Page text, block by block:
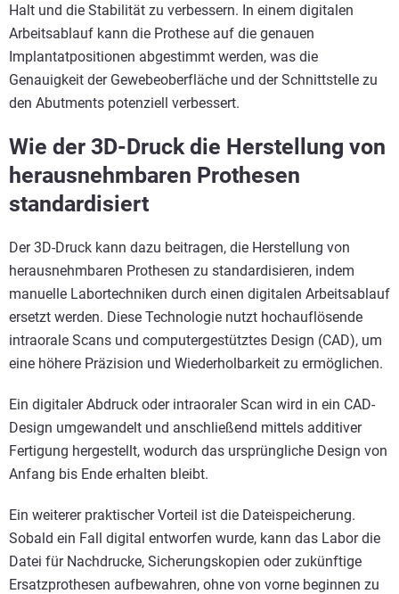
Halt und die Stabilität zu verbessern. In einem digitalen
Arbeitsablauf kann die Prothese auf die genauen
Implantatpositionen abgestimmt werden, was die
Genauigkeit der Gewebeoberfläche und der Schnittstelle zu
den Abutments potenziell verbessert.
Wie der 3D-Druck die Herstellung von
herausnehmbaren Prothesen
standardisiert
Der 3D-Druck kann dazu beitragen, die Herstellung von
herausnehmbaren Prothesen zu standardisieren, indem
manuelle Labortechniken durch einen digitalen Arbeitsablauf
ersetzt werden. Diese Technologie nutzt hochauflösende
intraorale Scans und computergestütztes Design (CAD), um
eine höhere Präzision und Wiederholbarkeit zu ermöglichen.
Ein digitaler Abdruck oder intraoraler Scan wird in ein CAD-
Design umgewandelt und anschließend mittels additiver
Fertigung hergestellt, wodurch das ursprüngliche Design von
Anfang bis Ende erhalten bleibt.
Ein weiterer praktischer Vorteil ist die Dateispeicherung.
Sobald ein Fall digital entworfen wurde, kann das Labor die
Datei für Nachdrucke, Sicherungskopien oder zukünftige
Ersatzprothesen aufbewahren, ohne von vorne beginnen zu